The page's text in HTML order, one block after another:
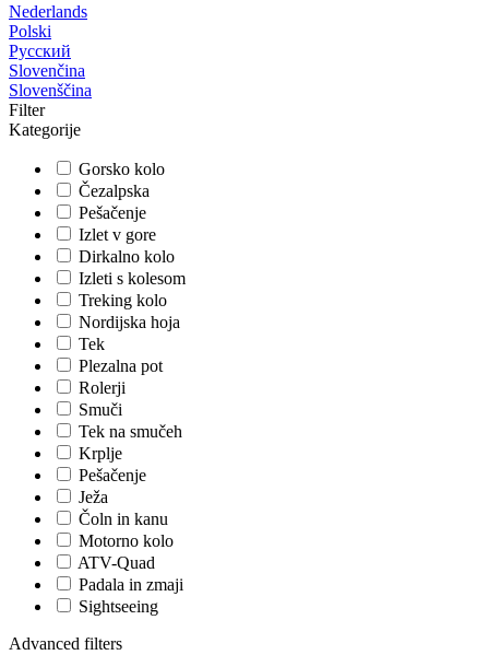
Nederlands
Polski
Русский
Slovenčina
Slovenščina
Filter
Kategorije
Gorsko kolo
Čezalpska
Pešačenje
Izlet v gore
Dirkalno kolo
Izleti s kolesom
Treking kolo
Nordijska hoja
Tek
Plezalna pot
Rolerji
Smuči
Tek na smučeh
Krplje
Pešačenje
Ježa
Čoln in kanu
Motorno kolo
ATV-Quad
Padala in zmaji
Sightseeing
Advanced filters